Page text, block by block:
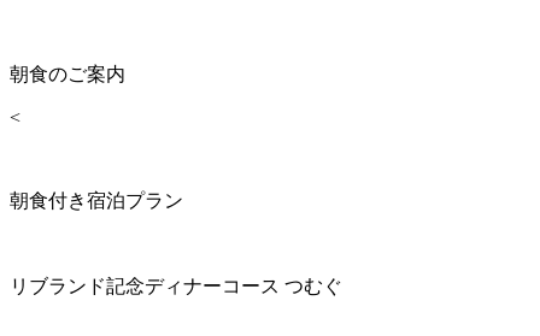
朝食のご案内
<
朝食付き宿泊プラン
リブランド記念ディナーコース つむぐ